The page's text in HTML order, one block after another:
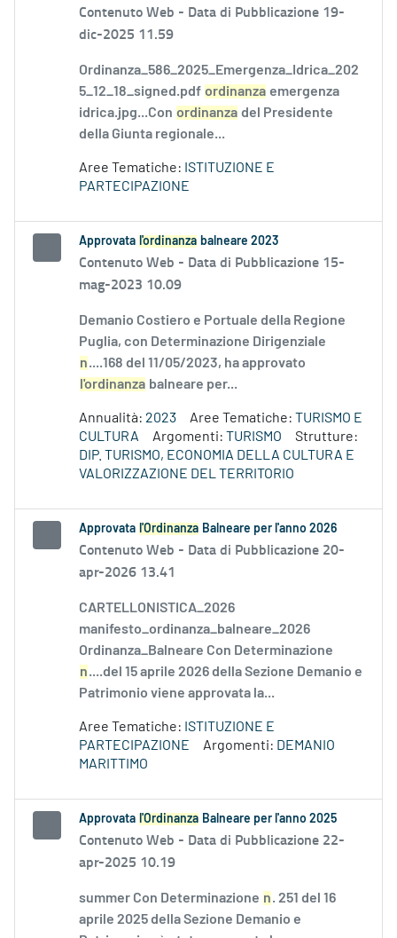
Contenuto Web - Data di Pubblicazione 19-
dic-2025 11.59
Ordinanza_586_2025_Emergenza_Idrica_202
5_12_18_signed.pdf ordinanza emergenza
idrica.jpg...Con ordinanza del Presidente
della Giunta regionale...
Aree Tematiche: ISTITUZIONE E
PARTECIPAZIONE
Approvata l'ordinanza balneare 2023
Contenuto Web - Data di Pubblicazione 15-
mag-2023 10.09
Demanio Costiero e Portuale della Regione
Puglia, con Determinazione Dirigenziale
n....168 del 11/05/2023, ha approvato
l'ordinanza balneare per...
Annualità: 2023 Aree Tematiche: TURISMO E
CULTURA
Argomenti: TURISMO
Strutture:
DIP. TURISMO, ECONOMIA DELLA CULTURA E
VALORIZZAZIONE DEL TERRITORIO
Approvata l'Ordinanza Balneare per l'anno 2026
Contenuto Web - Data di Pubblicazione 20-
apr-2026 13.41
CARTELLONISTICA_2026
manifesto_ordinanza_balneare_2026
Ordinanza_Balneare Con Determinazione
n....del 15 aprile 2026 della Sezione Demanio e
Patrimonio viene approvata la...
Aree Tematiche: ISTITUZIONE E
PARTECIPAZIONE
Argomenti: DEMANIO
MARITTIMO
Approvata l'Ordinanza Balneare per l'anno 2025
Contenuto Web - Data di Pubblicazione 22-
apr-2025 10.19
summer Con Determinazione n. 251 del 16
aprile 2025 della Sezione Demanio e